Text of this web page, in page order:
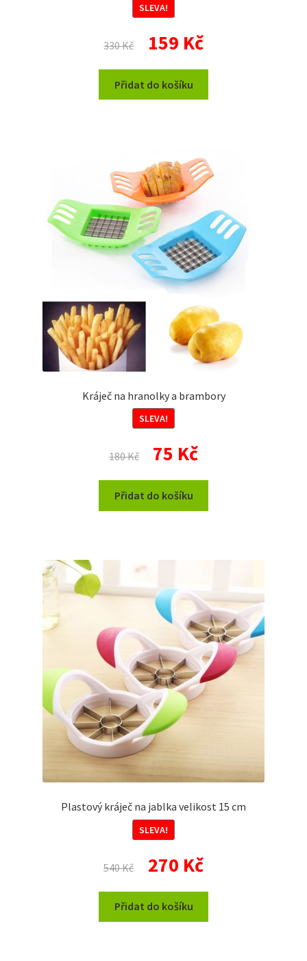
SLEVA!
330Kč
Původní
cena
byla:
330 Kč.
159 KčAktuální
cena
je:
Přidat do košíku
Kráječ na hranolky a brambory
SLEVA!
180Kč
Původní
cena
byla:
180 Kč.
75 KčAktuální
cena
je:
Přidat do košíku
Plastový kráječ na jablka velikost 15 cm
SLEVA!
540Kč
Původní
cena
byla:
540 Kč.
270 KčAktuální
cena
je:
Přidat do košíku